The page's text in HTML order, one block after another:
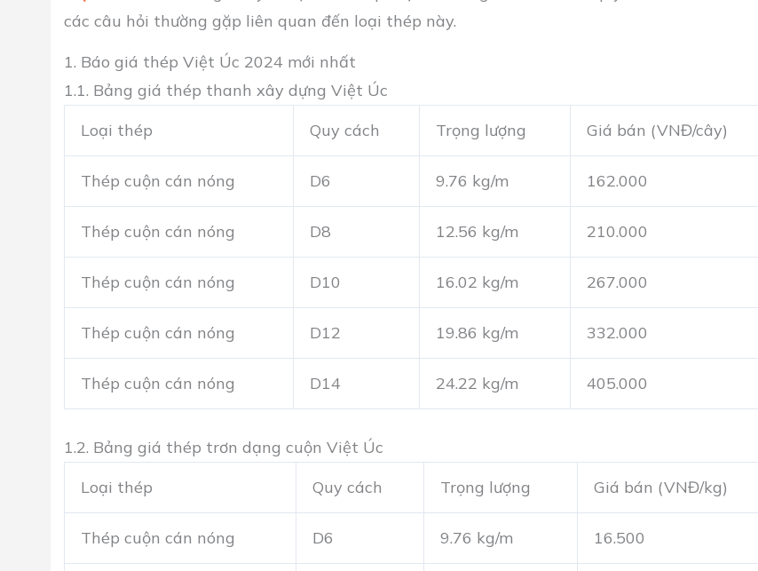
các câu hỏi thường gặp liên quan đến loại thép này.
1. Báo giá thép Việt Úc 2024 mới nhất
1.1. Bảng giá thép thanh xây dựng Việt Úc
Loại thép
Quy cách Trọng lượng Giá bán (VNĐ/cây)
Thép cuộn cán nóng D6 9.76 kg/m 162.000
Thép cuộn cán nóng D8 12.56 kg/m 210.000
Thép cuộn cán nóng D10 16.02 kg/m 267.000
Thép cuộn cán nóng D12 19.86 kg/m 332.000
Thép cuộn cán nóng D14 24.22 kg/m 405.000
1.2. Bảng giá thép trơn dạng cuộn Việt Úc
Loại thép
Quy cách Trọng lượng Giá bán (VNĐ/kg)
Thép cuộn cán nóng D6 9.76 kg/m 16.500